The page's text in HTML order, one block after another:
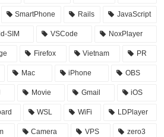
SmartPhone Rails JavaScript
SIM VSCode NoxPlayer
Firefox Vietnam PR
Mac iPhone OBS
Movie Gmail iOS
WSL WiFi LDPlayer
Camera VPS zero3